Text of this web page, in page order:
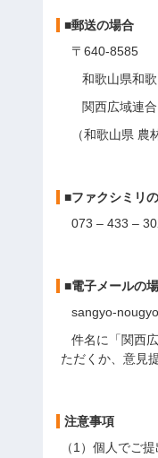
■郵送の場合
〒640-8585
和歌山県和歌
関西広域連合
（和歌山県 農
■ファクシミリ
073 – 433 –
■電子メールの
sangyo-
件名に「関西
ただくか、意見
注意事項
（1）個人でご